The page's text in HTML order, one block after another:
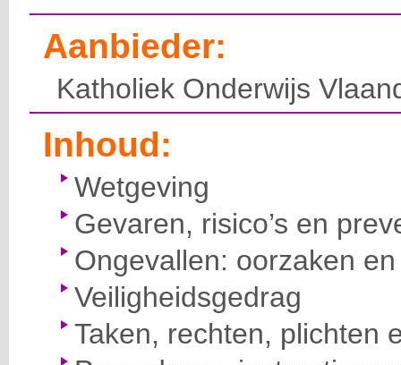
Aanbieder:
Katholiek Onderwijs
Inhoud:
Wetgeving
Gevaren, risico’s en
Ongevallen: oorzaken
Veiligheidsgedrag
Taken, rechten, plichten